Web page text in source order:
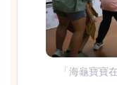
「海龜寶寶